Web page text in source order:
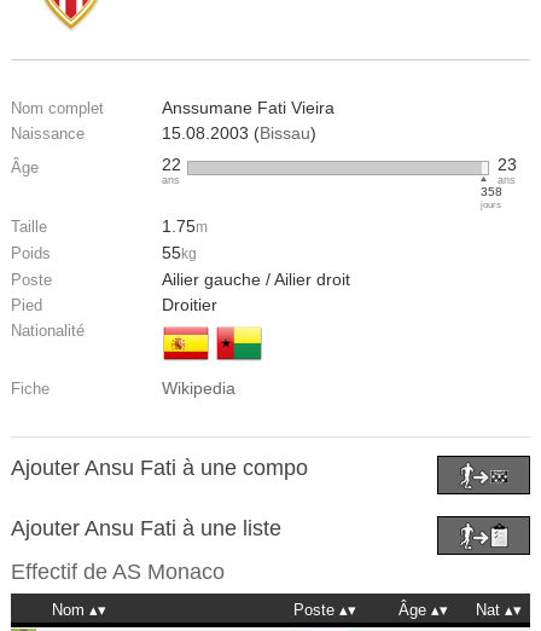
Nom complet Anssumane Fati Vieira
Naissance 15.08.2003 (Bissau)
Âge 22
ans
358
jours
23
ans
Taille 1.75m
Poids 55kg
Poste Ailier gauche / Ailier droit
Pied Droitier
Nationalité
Fiche Wikipedia
Ajouter Ansu Fati à une compo
Ajouter Ansu Fati à une liste
Effectif de AS Monaco
Nom Poste Âge
Nat